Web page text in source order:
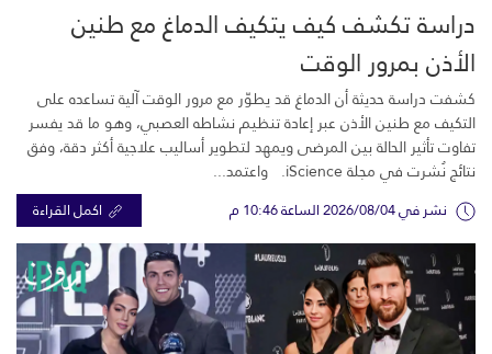
دراسة تكشف كيف يتكيف الدماغ مع طنين
الأذن بمرور الوقت
كشفت دراسة حديثة أن الدماغ قد يطوّر مع مرور الوقت آلية تساعده على
التكيف مع طنين الأذن عبر إعادة تنظيم نشاطه العصبي، وهو ما قد يفسر
تفاوت تأثير الحالة بين المرضى ويمهد لتطوير أساليب علاجية أكثر دقة، وفق
نتائج نُشرت في مجلة iScience. واعتمد...
نشر في 2026/08/04 الساعة 10:46 م اكمل القراءة